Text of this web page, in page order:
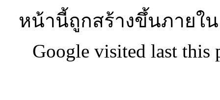
หน้านี้ถูกสร้างขึ้นภายใน
Google visited last this